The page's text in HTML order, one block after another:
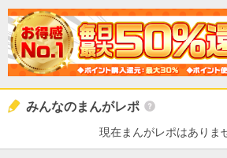
みんなのまんがレポ
現在まんがレポはありま